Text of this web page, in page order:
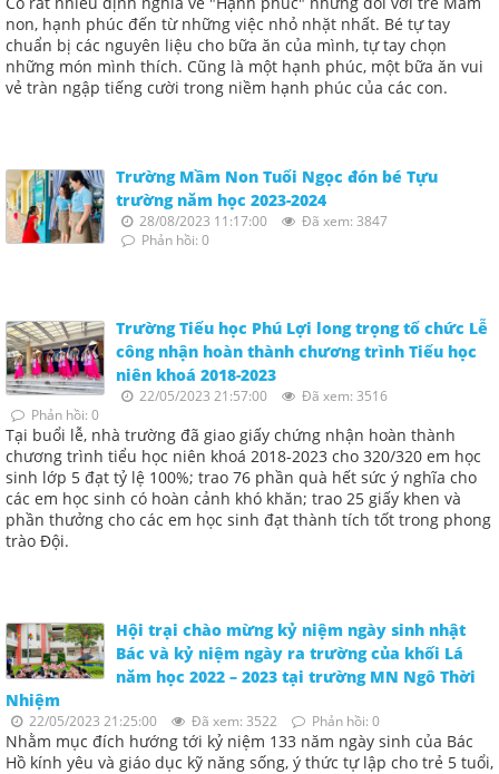
non, hạnh phúc đến từ những việc nhỏ nhặt nhất. Bé tự tay
chuẩn bị các nguyên liệu cho bữa ăn của mình, tự tay chọn
những món mình thích. Cũng là một hạnh phúc, một bữa ăn vui
vẻ tràn ngập tiếng cười trong niềm hạnh phúc của các con.
Trường Mầm Non Tuổi Ngọc đón bé Tựu
trường năm học 2023-2024
28/08/2023 11:17:00
Đã xem: 3847
Phản hồi: 0
Trường Tiểu học Phú Lợi long trọng tổ chức Lễ
công nhận hoàn thành chương trình Tiểu học
niên khoá 2018-2023
22/05/2023 21:57:00
Đã xem: 3516
Phản hồi: 0
Tại buổi lễ, nhà trường đã giao giấy chứng nhận hoàn thành
chương trình tiểu học niên khoá 2018-2023 cho 320/320 em học
sinh lớp 5 đạt tỷ lệ 100%; trao 76 phần quà hết sức ý nghĩa cho
các em học sinh có hoàn cảnh khó khăn; trao 25 giấy khen và
phần thưởng cho các em học sinh đạt thành tích tốt trong phong
trào Đội.
Hội trại chào mừng kỷ niệm ngày sinh nhật
Bác và kỷ niệm ngày ra trường của khối Lá
năm học 2022 – 2023 tại trường MN Ngô Thời
Nhiệm
22/05/2023 21:25:00 Đã xem: 3522 Phản hồi: 0
Nhằm mục đích hướng tới kỷ niệm 133 năm ngày sinh của Bác
Hồ kính yêu và giáo dục kỹ năng sống, ý thức tự lập cho trẻ 5 tuổi,